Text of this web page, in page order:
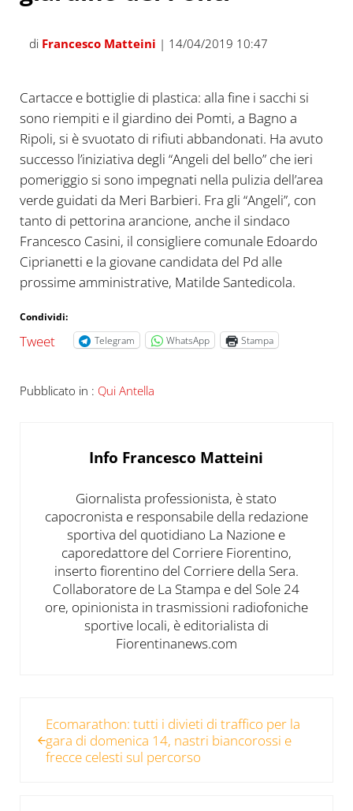
di Francesco Matteini | 14/04/2019 10:47
Cartacce e bottiglie di plastica: alla fine i sacchi si
sono riempiti e il giardino dei Pomti, a Bagno a
Ripoli, si è svuotato di rifiuti abbandonati. Ha avuto
successo l’iniziativa degli “Angeli del bello” che ieri
pomeriggio si sono impegnati nella pulizia dell’area
verde guidati da Meri Barbieri. Fra gli “Angeli”, con
tanto di pettorina arancione, anche il sindaco
Francesco Casini, il consigliere comunale Edoardo
Ciprianetti e la giovane candidata del Pd alle
prossime amministrative, Matilde Santedicola.
Condividi:
Tweet Telegram WhatsApp Stampa
Pubblicato in : Qui Antella
Info Francesco Matteini
Giornalista professionista, è stato
capocronista e responsabile della redazione
sportiva del quotidiano La Nazione e
caporedattore del Corriere Fiorentino,
inserto fiorentino del Corriere della Sera.
Collaboratore de La Stampa e del Sole 24
ore, opinionista in trasmissioni radiofoniche
sportive locali, è editorialista di
Fiorentinanews.com
Ecomarathon: tutti i divieti di traffico per la
gara di domenica 14, nastri biancorossi e
frecce celesti sul percorso